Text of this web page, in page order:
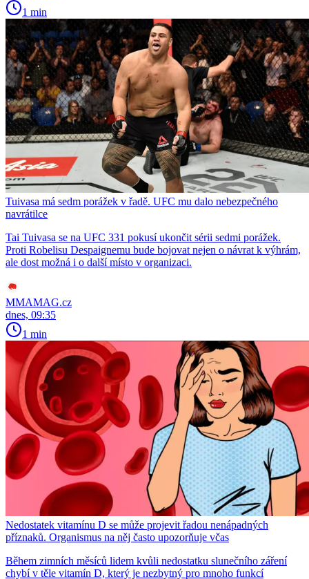
1 min
Tuivasa má sedm porážek v řadě. UFC mu dalo nebezpečného
navrátilce
Tai Tuivasa se na UFC 331 pokusí ukončit sérii sedmi porážek.
Proti Robelisu Despaignemu bude bojovat nejen o návrat k výhrám,
ale dost možná i o další místo v organizaci.
MMAMAG.cz
dnes, 09:35
1 min
Nedostatek vitamínu D se může projevit řadou nenápadných
příznaků. Organismus na něj často upozorňuje včas
Během zimních měsíců lidem kvůli nedostatku slunečního záření
chybí v těle vitamín D, který je nezbytný pro mnoho funkcí